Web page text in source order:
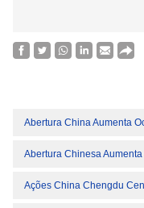
Abertura China Aumenta
Abertura Chinesa
Ações China Chengdu